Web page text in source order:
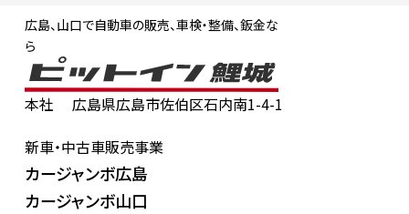
広島、山口で自動車の販売、車検・整備、鈑金な
ら
本社
広島県広島市佐伯区石内南1-4-1
新車・中古車販売事業
カージャンボ広島
カージャンボ山口